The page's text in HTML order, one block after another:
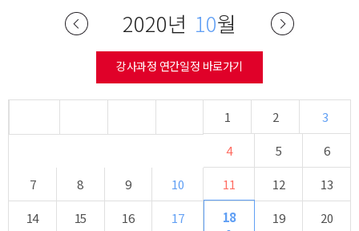
2020년 10월
강사과정 연간일정 바로가기
1 2
3
4
5
6
7
8 9 10 11 12
13
14
15 16 17 18 19
20